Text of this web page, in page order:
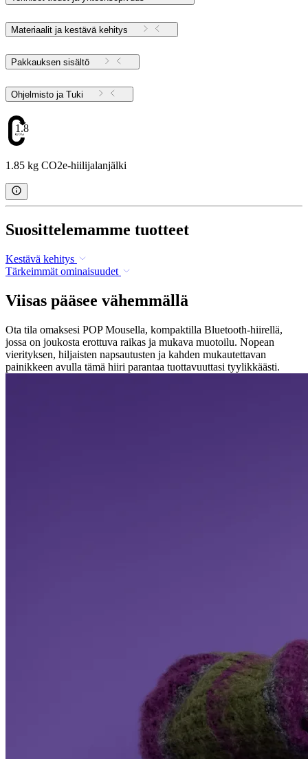
Materiaalit ja kestävä kehitys
Pakkauksen sisältö
Ohjelmisto ja Tuki
1.85
1.85 kg CO2e-hiilijalanjälki
Suosittelemamme tuotteet
Kestävä kehitys
Tärkeimmät ominaisuudet
Viisas pääsee vähemmällä
Ota tila omaksesi POP Mousella, kompaktilla Bluetooth-hiirellä,
jossa on joukosta erottuva raikas ja mukava muotoilu. Nopean
vierityksen, hiljaisten napsautusten ja kahden mukautettavan
painikkeen avulla tämä hiiri parantaa tuottavuuttasi tyylikkäästi.